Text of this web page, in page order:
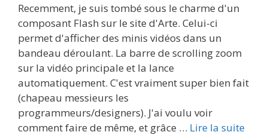
Recemment, je suis tombé sous le charme d'un
composant Flash sur le site d'Arte. Celui-ci
permet d'afficher des minis vidéos dans un
bandeau déroulant. La barre de scrolling zoom
sur la vidéo principale et la lance
automatiquement. C'est vraiment super bien fait
(chapeau messieurs les
programmeurs/designers). J'ai voulu voir
comment faire de même, et grâce … Lire la suite